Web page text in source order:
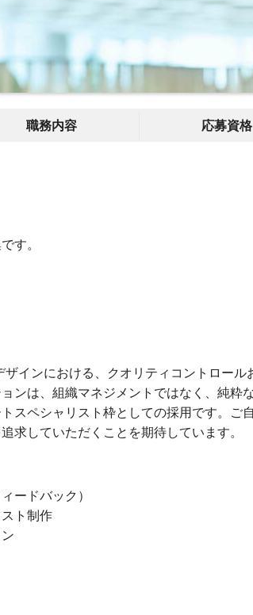
職務内容 応募資格
す。
インにおける、クオリティコントロール
ンは、組織マネジメントではなく、純粋
スペシャリスト枠としての採用です。ご
求していただくことを期待しています。
ードバック）
ト制作